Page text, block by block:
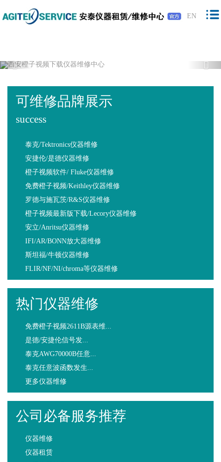
橙子视频下载,橙子视频软件,免费橙子视
频,橙子视频最新版下载
EN
Previous
可维修品牌展示
success
泰克/Tektronics仪器维修
安捷伦/是德仪器维修
橙子视频软件/ Fluke仪器维修
免费橙子视频/Keithley仪器维修
罗德与施瓦茨/R&S仪器维修
橙子视频最新版下载/Lecory仪器维修
安立/Anritsu仪器维修
IFI/AR/BONN放大器维修
斯坦福/牛顿仪器维修
FLIR/NF/NI/chroma等仪器维修
热门仪器维修
免费橙子视频2611B源表维...
是德/安捷伦信号发...
泰克AWG70000B任意...
泰克任意波函数发生...
更多仪器维修
公司必备服务推荐
仪器维修
仪器租赁